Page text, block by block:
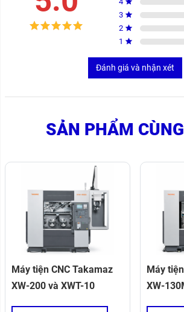
3
2
1
Đánh giá và nhận xét
SẢN PHẨM
Máy tiện CNC Takamaz
XW-200 và XWT-10
Máy
XW-